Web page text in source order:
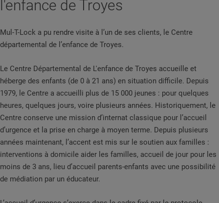
l'enfance de Troyes
Mul-T-Lock a pu rendre visite à l’un de ses clients, le Centre
départemental de l’enfance de Troyes.
Le Centre Départemental de L'enfance de Troyes accueille et
héberge des enfants (de 0 à 21 ans) en situation difficile. Depuis
1979, le Centre a accueilli plus de 15 000 jeunes : pour quelques
heures, quelques jours, voire plusieurs années. Historiquement, le
Centre conserve une mission d’internat classique pour l’accueil
d’urgence et la prise en charge à moyen terme. Depuis plusieurs
années maintenant, l’accent est mis sur le soutien aux familles :
interventions à domicile aider les familles, accueil de jour pour les
moins de 3 ans, lieu d’accueil parents-enfants avec une possibilité
de médiation par un éducateur.